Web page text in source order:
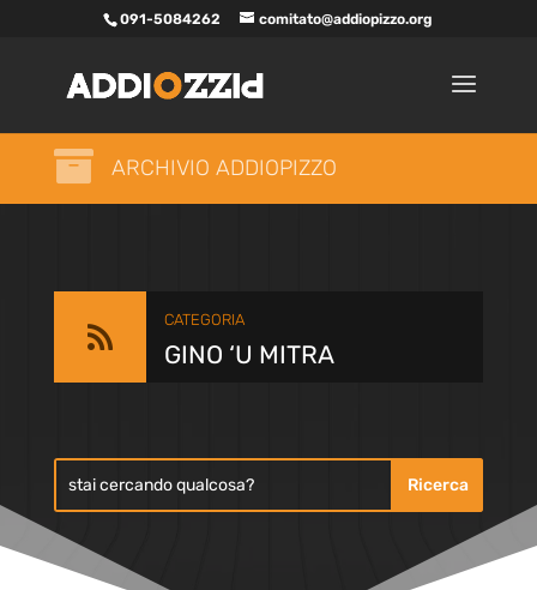
091-5084262 comitato@addiopizzo.org
 ARCHIVIO ADDIOPIZZO

CATEGORIA
GINO ‘U MITRA